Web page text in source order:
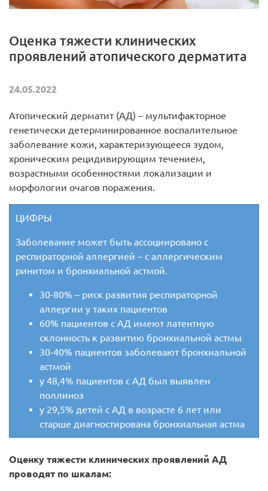
Оценка тяжести клинических
проявлений атопического дерматита
24.05.2022
Атопический дерматит (АД) – мультифакторное
генетически детерминированное воспалительное
заболевание кожи, характеризующееся зудом,
хроническим рецидивирующим течением,
возрастными особенностями локализации и
морфологии очагов поражения.
ЦИФРЫ
Заболевание может быть ассоциировано с
респираторной аллергией – с аллергическим
ринитом и бронхиальной астмой.
30-80% – риск развития респираторной
аллергии у таких пациентов
60% пациентов с АД имеют латентную
склонность к развитию бронхиальной астмы
30-40% пациентов заболевают бронхиальной
астмой
у 48,4% пациентов с АД был выявлен
поллиноз
у 29,5% детей с АД в возрасте 6 лет или
старше диагностирована бронхиальная астма
Оценку тяжести клинических проявлений АД
проводят по шкалам: